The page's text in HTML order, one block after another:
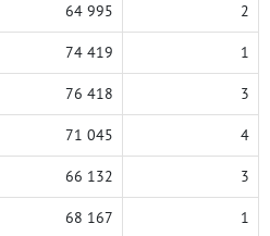
64 995 2
74 419 1
76 418 3
71 045 4
66 132 3
68 167 1